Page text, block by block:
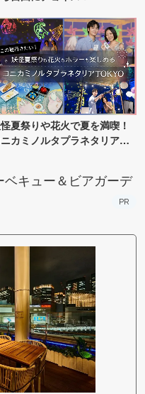
夏祭りや花火で夏を満喫！
カミノルタプラネタリア
キュー＆ビアガーデ
PR